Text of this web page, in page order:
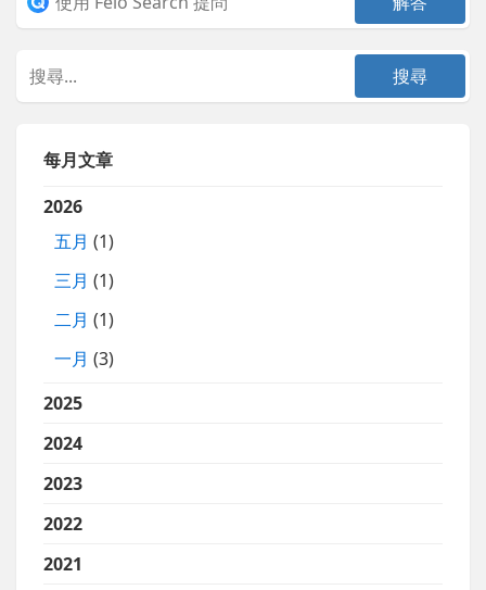
每月文章
2026
五月 (1)
三月 (1)
二月 (1)
一月 (3)
2025
2024
2023
2022
2021